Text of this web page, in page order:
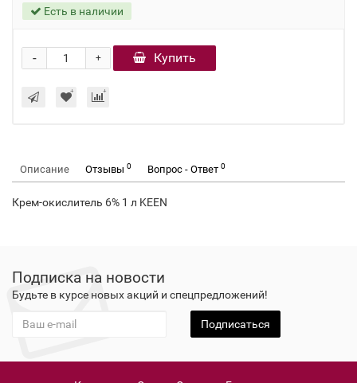
Есть в наличии
+
- Купить
Описание Отзывы 0 Вопрос - Ответ 0
Крем-окислитель 6% 1 л KEEN
Подписка на новости
Будьте в курсе новых акций и спецпредложений!
Подписаться